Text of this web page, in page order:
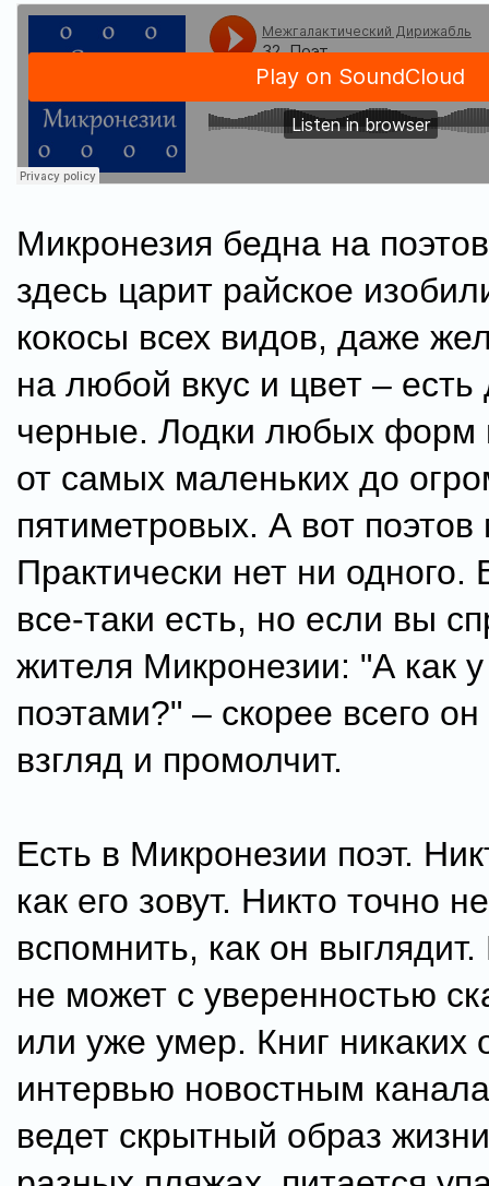
Микронезия бедна на
здесь царит райское
кокосы всех видов, даже
на любой вкус и цвет – есть
черные. Лодки любых форм
от самых маленьких до
пятиметровых. А вот
Практически нет ни одного.
все-таки есть, но если вы
жителя Микронезии: "А как у
поэтами?" – скорее всего он
взгляд и промолчит.
Есть в Микронезии поэт.
как его зовут. Никто точно
вспомнить, как он
не может с уверенностью
или уже умер. Книг никаких
интервью новостным
ведет скрытный образ